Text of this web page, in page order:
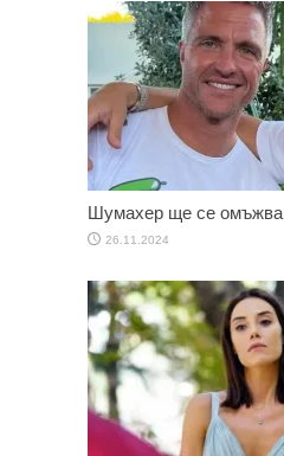
Шумахер ще се омъжва
26.11.2024